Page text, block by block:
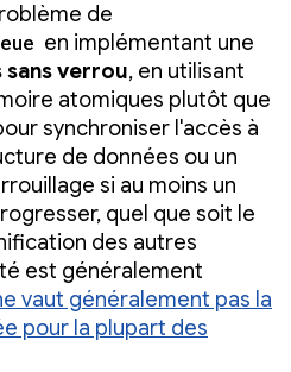
de
en implémentant une
verrou, en utilisant
atomiques plutôt que
synchroniser l'accès à
de données ou un
si au moins un
quel que soit le
des autres
est généralement
vaut généralement pas la
pour la plupart des